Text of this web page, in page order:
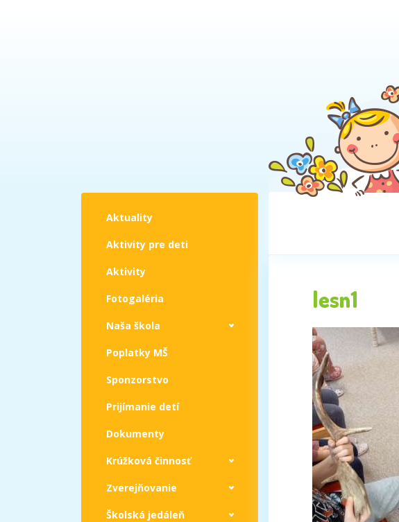
Aktuality
Aktivity pre deti
Aktivity
Fotogaléria
Naša škola
Poplatky MŠ
Sponzorstvo
Prijímanie detí
Dokumenty
Krúžková činnosť
Zverejňovanie
Školská jedáleň
lesn1